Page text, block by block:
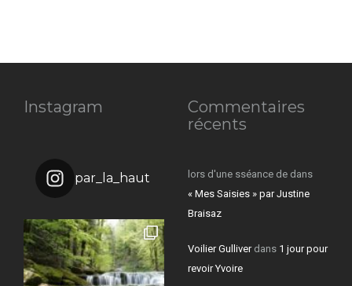
Instagram
par_la_haut
Commentaires
récents
lors d'une sséance de dans
« Mes Saisies » par Justine
Braisaz
Voilier Gulliverdans 1 jour pour
revoir Yvoire